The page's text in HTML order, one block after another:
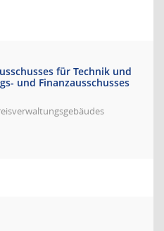
für Technik und
und Finanzausschusses